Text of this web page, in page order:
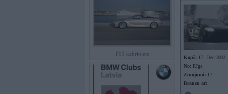
F13 kabriolets
Kopš: 17. Dec 2002
No: Rīga
Ziņojumi: 17
Braucu ar: